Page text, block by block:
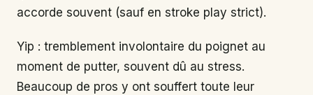
accorde souvent (sauf en stroke play strict).
Yip : tremblement involontaire du poignet au
moment de putter, souvent dû au stress.
Beaucoup de pros y ont souffert toute leur